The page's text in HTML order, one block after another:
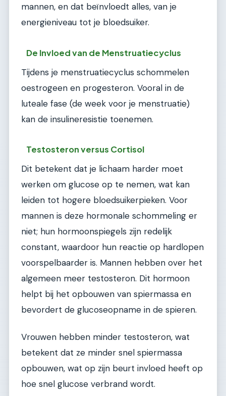
mannen, en dat beïnvloedt alles, van je
energieniveau tot je bloedsuiker.
De Invloed van de Menstruatiecyclus
Tijdens je menstruatiecyclus schommelen
oestrogeen en progesteron. Vooral in de
luteale fase (de week voor je menstruatie)
kan de insulineresistie toenemen.
Testosteron versus Cortisol
Dit betekent dat je lichaam harder moet
werken om glucose op te nemen, wat kan
leiden tot hogere bloedsuikerpieken. Voor
mannen is deze hormonale schommeling er
niet; hun hormoonspiegels zijn redelijk
constant, waardoor hun reactie op hardlopen
voorspelbaarder is. Mannen hebben over het
algemeen meer testosteron. Dit hormoon
helpt bij het opbouwen van spiermassa en
bevordert de glucoseopname in de spieren.
Vrouwen hebben minder testosteron, wat
betekent dat ze minder snel spiermassa
opbouwen, wat op zijn beurt invloed heeft op
hoe snel glucose verbrand wordt.